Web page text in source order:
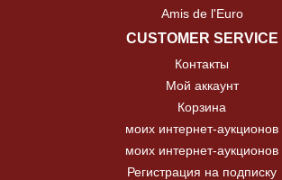
Amis de l'Euro
CUSTOMER SERVICE
Контакты
Мой аккаунт
Корзина
моих интернет-аукционов
моих интернет-аукционов
Регистрация на подписку